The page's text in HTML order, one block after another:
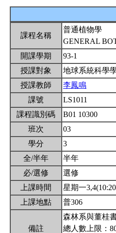
課程名稱
普通植物學
GENERAL
開課學期
93-1
授課對象
地球系統科學
授課教師
李鳳鳴
課號
LS1011
課程識別碼
B01 10300
班次
03
學分
3
全/半年
半年
必/選修
選修
上課時間
星期一
上課地點
普306
備註
森林系與董桂
總人數上限：